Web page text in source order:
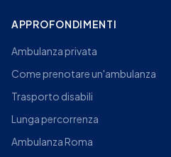
APPROFONDIMENTI
Ambulanza privata
Come prenotare un'ambulanza
Trasporto disabili
Lunga percorrenza
Ambulanza Roma